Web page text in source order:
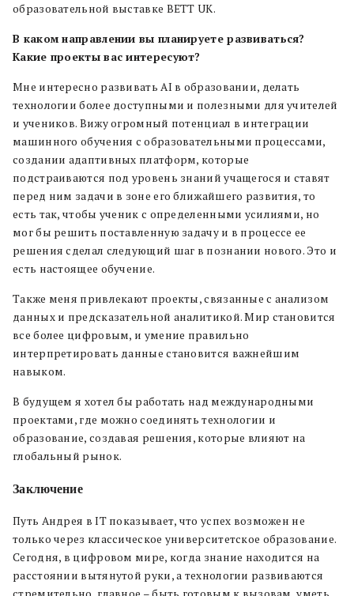
образовательной выставке BETT UK.
В каком направлении вы планируете развиваться?
Какие проекты вас интересуют?
Мне интересно развивать AI в образовании, делать
технологии более доступными и полезными для учителей
и учеников. Вижу огромный потенциал в интеграции
машинного обучения с образовательными процессами,
создании адаптивных платформ, которые
подстраиваются под уровень знаний учащегося и ставят
перед ним задачи в зоне его ближайшего развития, то
есть так, чтобы ученик с определенными усилиями, но
мог бы решить поставленную задачу и в процессе ее
решения сделал следующий шаг в познании нового. Это и
есть настоящее обучение.
Также меня привлекают проекты, связанные с анализом
данных и предсказательной аналитикой. Мир становится
все более цифровым, и умение правильно
интерпретировать данные становится важнейшим
навыком.
В будущем я хотел бы работать над международными
проектами, где можно соединять технологии и
образование, создавая решения, которые влияют на
глобальный рынок.
Заключение
Путь Андрея в IT показывает, что успех возможен не
только через классическое университетское образование.
Сегодня, в цифровом мире, когда знание находится на
расстоянии вытянутой руки, а технологии развиваются